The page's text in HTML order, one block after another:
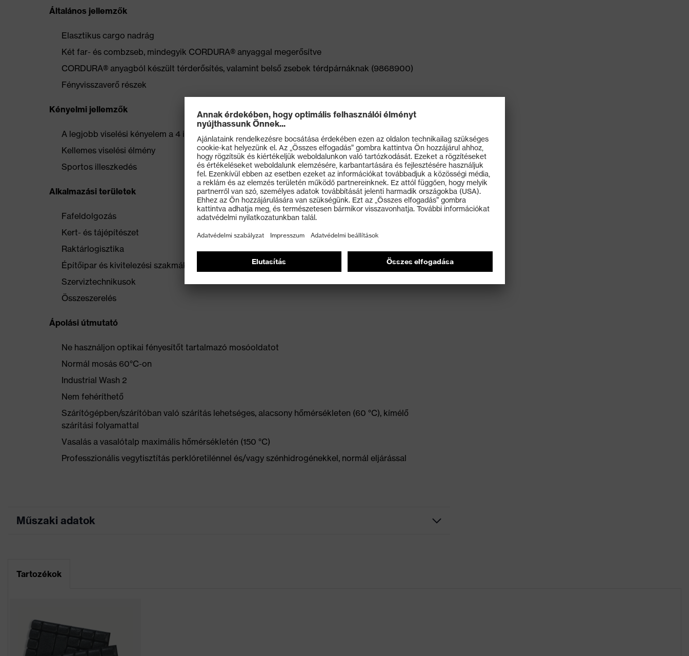
Általános jellemzők
Elasztikus cargo nadrág
Két far- és combzseb, mindegyik CORDURA® anyaggal megerősítve
CORDURA® anyagból készült térderősítés, valamint belső zsebek térdpárnáknak (9868900)
Fényvisszaverő részek
Kényelmi jellemzők
A legjobb viselési kényelem a 4 irányban nyújtható rugalmas anyagnak köszönhetően
Kellemes viselési élmény
Sportos illeszkedés
Alkalmazási területek
Fafeldolgozás
Kert- és tájépítészet
Raktárlogisztika
Építőipar és kivitelezési szakmák (burkoló, kőműves stb.)
Szerviztechnikusok
Összeszerelés
Ápolási útmutató
Ne használjon optikai fényesítőt tartalmazó mosóoldatot
Normál mosás 60°C-on
Industrial Wash 2
Nem fehéríthető
Szárítógépben/szárítóban való szárítás lehetséges, alacsony hőmérsékleten (60 °C), kímélő
szárítási folyamattal
Vasalás a vasalótalp maximális hőmérsékletén (150 °C)
Professzionális vegytisztítás perklóretilénnel és/vagy szénhidrogénekkel, normál eljárással
Műszaki adatok
Kivitel
Munkakörnyezetekhez
megfelelő
Tartozékok